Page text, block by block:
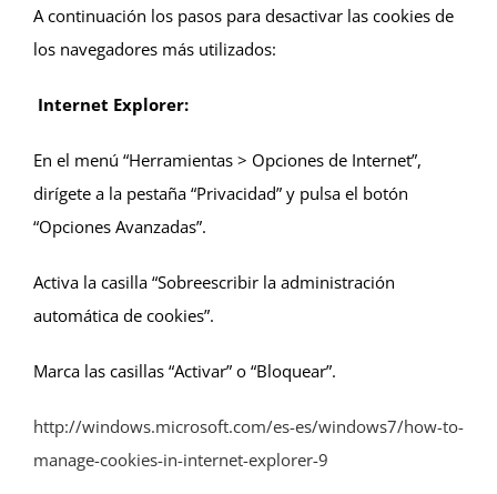
A continuación los pasos para desactivar las cookies de
los navegadores más utilizados:
Internet Explorer:
En el menú “Herramientas > Opciones de Internet”,
dirígete a la pestaña “Privacidad” y pulsa el botón
“Opciones Avanzadas”.
Activa la casilla “Sobreescribir la administración
automática de cookies”.
Marca las casillas “Activar” o “Bloquear”.
http://windows.microsoft.com/es-es/windows7/how-to-
manage-cookies-in-internet-explorer-9